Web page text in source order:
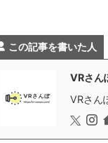
この記事を書いた人
VRさん
VRさん